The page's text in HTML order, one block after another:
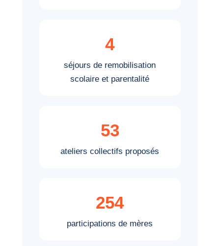
4
séjours de remobilisation
scolaire et parentalité
53
ateliers collectifs proposés
254
participations de mères